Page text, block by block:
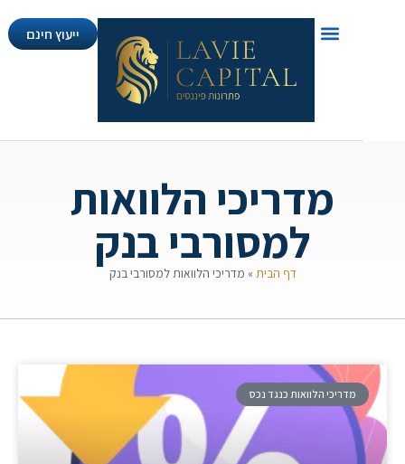
ייעוץ חינם
מדריכי הלוואות
למסורבי בנק
»מדריכי הלוואות למסורבי בנק
מדריכי הלוואות כנגד נכס